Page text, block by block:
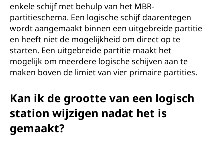
enkele schijf met behulp van het MBR-
partitieschema. Een logische schijf daarentegen
wordt aangemaakt binnen een uitgebreide partitie
en heeft niet de mogelijkheid om direct op te
starten. Een uitgebreide partitie maakt het
mogelijk om meerdere logische schijven aan te
maken boven de limiet van vier primaire partities.
Kan ik de grootte van een logisch
station wijzigen nadat het is
gemaakt?